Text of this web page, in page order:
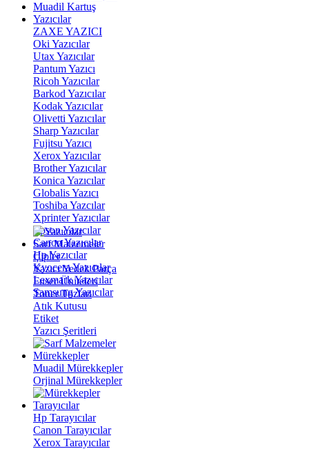
Muadil Kartuş
Yazıcılar
ZAXE YAZICI
Oki Yazıcılar
Utax Yazıcılar
Pantum Yazıcı
Ricoh Yazıcılar
Barkod Yazıcılar
Kodak Yazıcılar
Olivetti Yazıcılar
Sharp Yazıcılar
Fujitsu Yazıcı
Xerox Yazıcılar
Brother Yazıcılar
Konica Yazıcılar
Globalis Yazıcı
Toshiba Yazcılar
Xprinter Yazıcılar
Epson Yazıcılar
Canon Yazıcılar
Hp Yazıcılar
Kyocera Yazıcılar
Lexmark Yazıcılar
Samsung Yazıcılar
Sarf Malzemeler
Çipler
Yazıcı Yedek Parça
Fuser Üniteleri
Toner Tozları
Atık Kutusu
Etiket
Yazıcı Şeritleri
Mürekkepler
Muadil Mürekkepler
Orjinal Mürekkepler
Tarayıcılar
Hp Tarayıcılar
Canon Tarayıcılar
Xerox Tarayıcılar